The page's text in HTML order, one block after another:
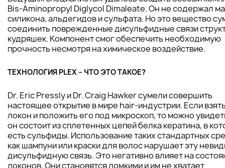
Bis-Aminopropyl Diglycol Dimaleate. Он не содержал
силикона, альдегидов и сульфата. Но это вещество
соединить поврежденные дисульфидные связи
кудряшек. Компонент смог обеспечить необходимую
прочность несмотря на химическое воздействие.
ТЕХНОЛОГИЯ PLEX – ЧТО ЭТО ТАКОЕ?
Dr. Eric Pressly и Dr. Craig Hawker сумели совершить
настоящее открытие в мире hair-индустрии. Если
локон и положить его под микроскоп, то можно
он состоит из сплетенных цепей белка кератина, в
есть сульфиды. Использование таких стандартных
как шампуни или краски для волос нарушает эту
дисульфидную связь. Это негативно влияет на
локонов. Они становятся ломкими и им не хватает